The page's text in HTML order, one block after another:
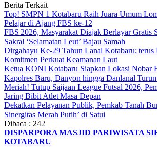
Berita Terkait
Top! SMPN 1 Kotabaru Raih Juara Umum
Pelajar di Ajang FBS ke-12
FBS 2026, Masyarakat Diajak Berlayar Gratis
Sakral ‘Selamatan Leut’ Bajau Samah
Dirgahayu Ke-29 Tahun Lanal Kotabaru;
Komitmen Perkuat Keamanan Laut
Ketua KONI Kotabaru Siapkan Lokasi Nobar
Kapolres Baru, Danyon hingga Danlanal
Meriah! Tutup Saijaan League Futsal 2026,
Jaring Bibit Atlet Masa Depan
Dekatkan Pelayanan Publik, Pemkab Tanah
Sinergitas Merah Putih’ di Satui
Dibaca : 242
DISPARPORA MASJID PARIWISATA
KOTABARU